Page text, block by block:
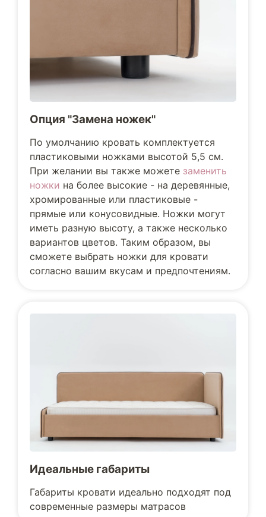
Опция "Замена ножек"
По умолчанию кровать комплектуется
пластиковыми ножками высотой 5,5 см.
При желании вы также можете заменить
ножки на более высокие - на деревянные,
хромированные или пластиковые -
прямые или конусовидные. Ножки могут
иметь разную высоту, а также несколько
вариантов цветов. Таким образом, вы
сможете выбрать ножки для кровати
согласно вашим вкусам и предпочтениям.
Идеальные габариты
Габариты кровати идеально подходят под
современные размеры матрасов